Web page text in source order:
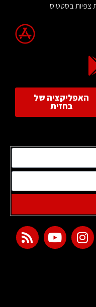
צפיות בסטטוס
האפליקציה של
בחזית